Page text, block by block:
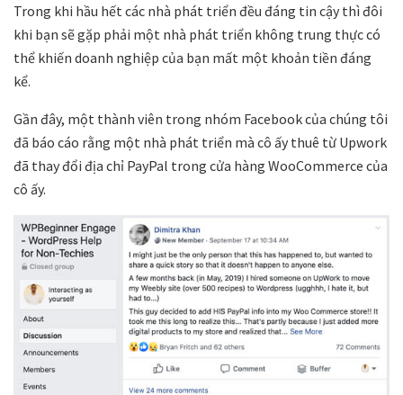
Trong khi hầu hết các nhà phát triển đều đáng tin cậy thì đôi
khi bạn sẽ gặp phải một nhà phát triển không trung thực có
thể khiến doanh nghiệp của bạn mất một khoản tiền đáng
kể.
Gần đây, một thành viên trong nhóm Facebook của chúng tôi
đã báo cáo rằng một nhà phát triển mà cô ấy thuê từ Upwork
đã thay đổi địa chỉ PayPal trong cửa hàng WooCommerce của
cô ấy.